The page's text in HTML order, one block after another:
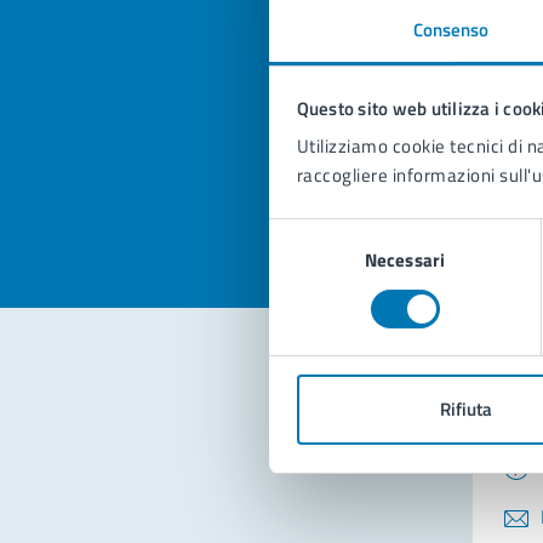
Consenso
Questo sito web utilizza i
Utilizziamo cookie tecnici di
raccogliere informazioni
Necessari
Rifiuta
Valuta